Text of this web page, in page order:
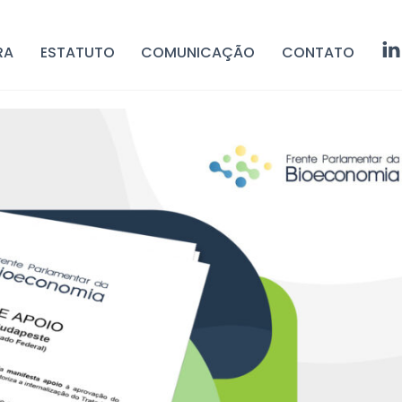
ESTATUTO COMUNICAÇÃO CONTATO